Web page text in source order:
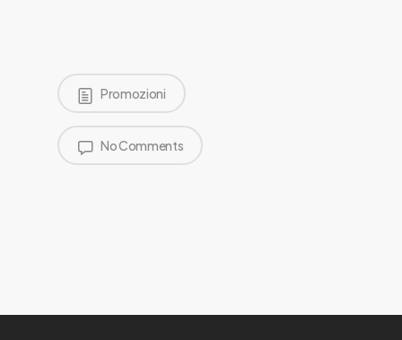
Promozioni
No Comments